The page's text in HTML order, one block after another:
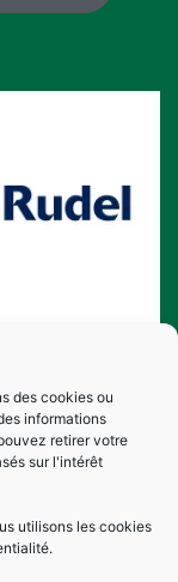
des cookies ou
informations
retirer votre
sur l'intérêt
utilisons les cookies